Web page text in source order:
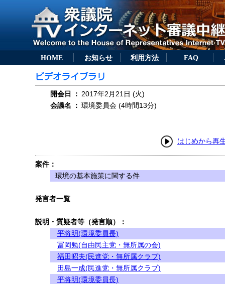
HOME お知らせ 利用方法 FAQ
開会日 ： 2017年2月21日 (火)
会議名
： 環境委員会 (4時間13分)
はじめから再
案件：
環境の基本施策に関する件
発言者一覧
説明・質疑者等（発言順）：
平将明(環境委員長)
冨岡勉(自由民主党・無所属の会)
福田昭夫(民進党・無所属クラブ)
田島一成(民進党・無所属クラブ)
平将明(環境委員長)